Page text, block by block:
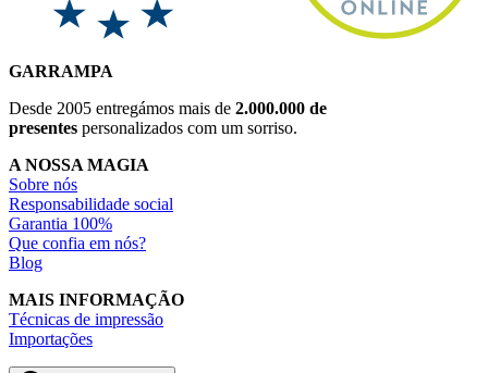
GARRAMPA
Desde 2005 entregámos mais de 2.000.000 de
presentes personalizados com um sorriso.
A NOSSA MAGIA
Sobre nós
Responsabilidade social
Garantia 100%
Que confia em nós?
Blog
MAIS INFORMAÇÃO
Técnicas de impressão
Importações